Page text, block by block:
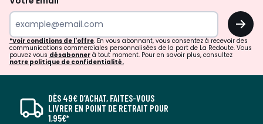
OK
*Voir conditions de l'offre. En vous abonnant, vous consentez à recevoir des
communications commerciales personnalisées de la part de La Redoute. Vous
pouvez vous désabonner à tout moment. Pour en savoir plus, consultez
notre politique de confidentialité.
DÈS 49€ D’ACHAT, FAITES-VOUS
LIVRER EN POINT DE RETRAIT POUR
1,95€*